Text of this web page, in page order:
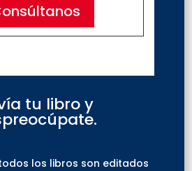
tu libro y
todos los libros son editados